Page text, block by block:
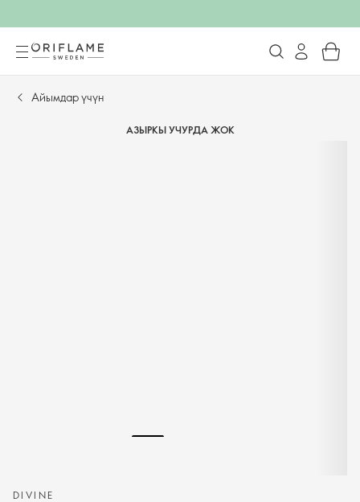
Айымдар үчүн
АЗЫРКЫ УЧУРДА ЖОК
DIVINE